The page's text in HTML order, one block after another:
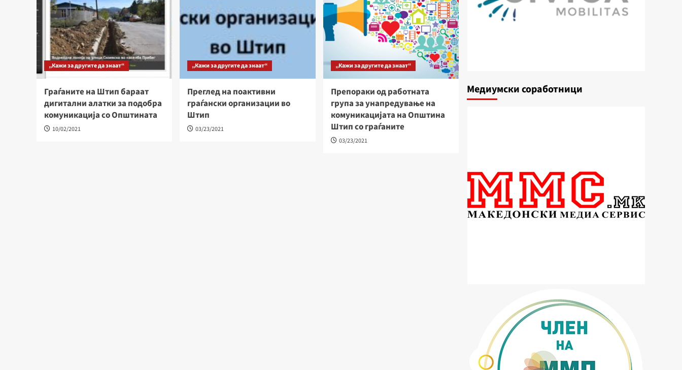
„Кажи за другите да знаат“
Граѓаните на Штип бараат
дигитални алатки за подобра
комуникaција со Општината
10/02/2021
„Кажи за другите да знаат“
Преглед на поактивни
граѓански организации во
Штип
03/23/2021
„Кажи за другите да знаат“
Препораки од работната
група за унапредување на
комуникацијата на Општина
Штип со граѓаните
03/23/2021
Медиумски соработници